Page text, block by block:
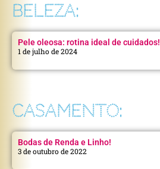
BELEZA:
Pele oleosa: rotina ideal de cuidados!
1 de julho de 2024
CASAMENTO:
Bodas de Renda e Linho!
3 de outubro de 2022